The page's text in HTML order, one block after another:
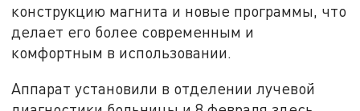
конструкцию магнита и новые программы, что
делает его более современным и
комфортным в использовании.
Аппарат установили в отделении лучевой